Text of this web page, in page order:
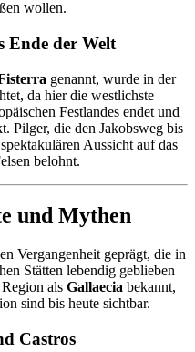
wollen.
Ende der Welt
genannt, wurde in der
da hier die westlichste
Festlandes endet und
Pilger, die den Jakobsweg bis
Aussicht auf das
belohnt.
und Mythen
Vergangenheit geprägt, die in
Stätten lebendig geblieben
als Gallaecia bekannt,
sind bis heute sichtbar.
Castros